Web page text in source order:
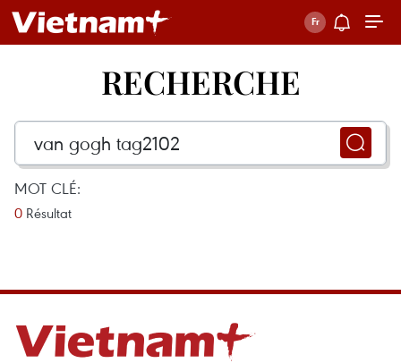
RECHERCHE
MOT CLÉ:
0 Résultat